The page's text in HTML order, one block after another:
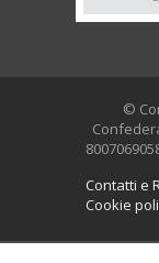
©
Contatti e
Cookie